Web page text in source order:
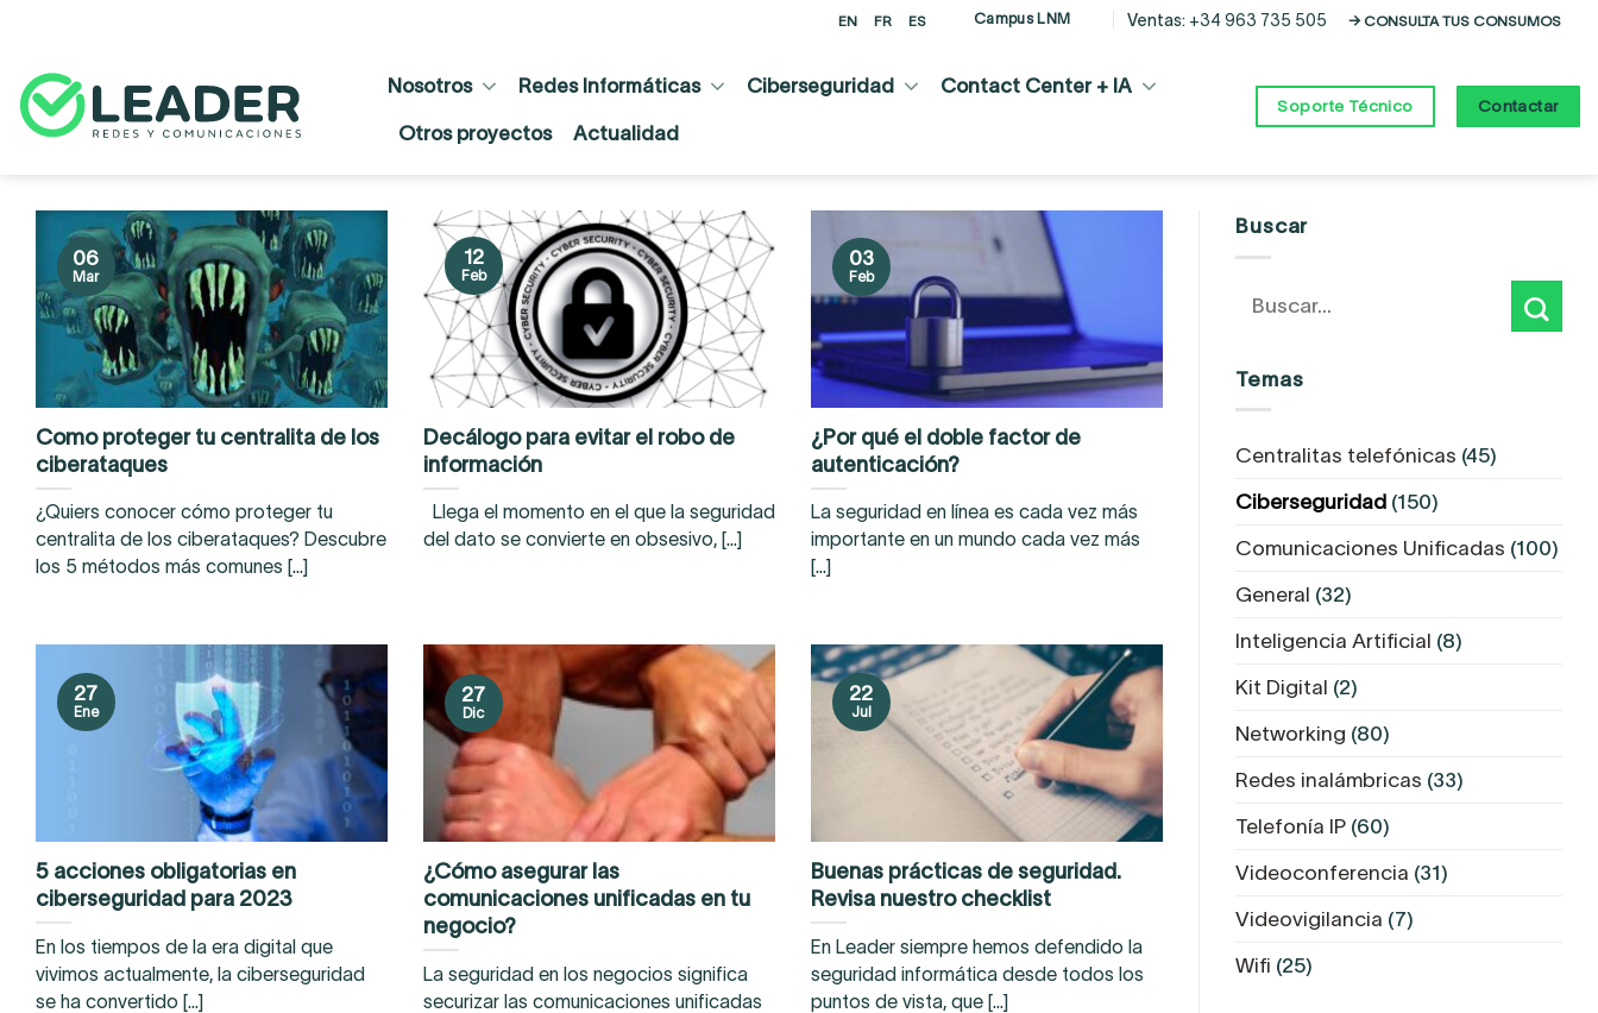
content
EN FR ES Campus LNM Ventas: +34 963 735 505 → CONSULTA TUS CONSUMOS
Nosotros Redes Informáticas Ciberseguridad Contact Center + IA
Otros proyectos Actualidad
Soporte Técnico Contactar
Como proteger tu centralita de los
ciberataques
¿Quiers conocer cómo proteger tu
centralita de los ciberataques? Descubre
los 5 métodos más comunes [...]
06
Mar
Decálogo para evitar el robo de
información
Llega el momento en el que la seguridad
del dato se convierte en obsesivo, [...]
12
Feb
¿Por qué el doble factor de
autenticación?
La seguridad en línea es cada vez más
importante en un mundo cada vez más
[...]
03
Feb
5 acciones obligatorias en
ciberseguridad para 2023
En los tiempos de la era digital que
vivimos actualmente, la ciberseguridad
se ha convertido [...]
27
Ene
¿Cómo asegurar las
comunicaciones unificadas en tu
negocio?
La seguridad en los negocios significa
securizar las comunicaciones unificadas
27
Dic
Buenas prácticas de seguridad.
Revisa nuestro checklist
En Leader siempre hemos defendido la
seguridad informática desde todos los
puntos de vista, que [...]
22
Jul
Buscar
Temas
Centralitas telefónicas (45)
Ciberseguridad (150)
Comunicaciones Unificadas (100)
General (32)
Inteligencia Artificial (8)
Kit Digital (2)
Networking (80)
Redes inalámbricas (33)
Telefonía IP (60)
Videoconferencia (31)
Videovigilancia (7)
Wifi (25)